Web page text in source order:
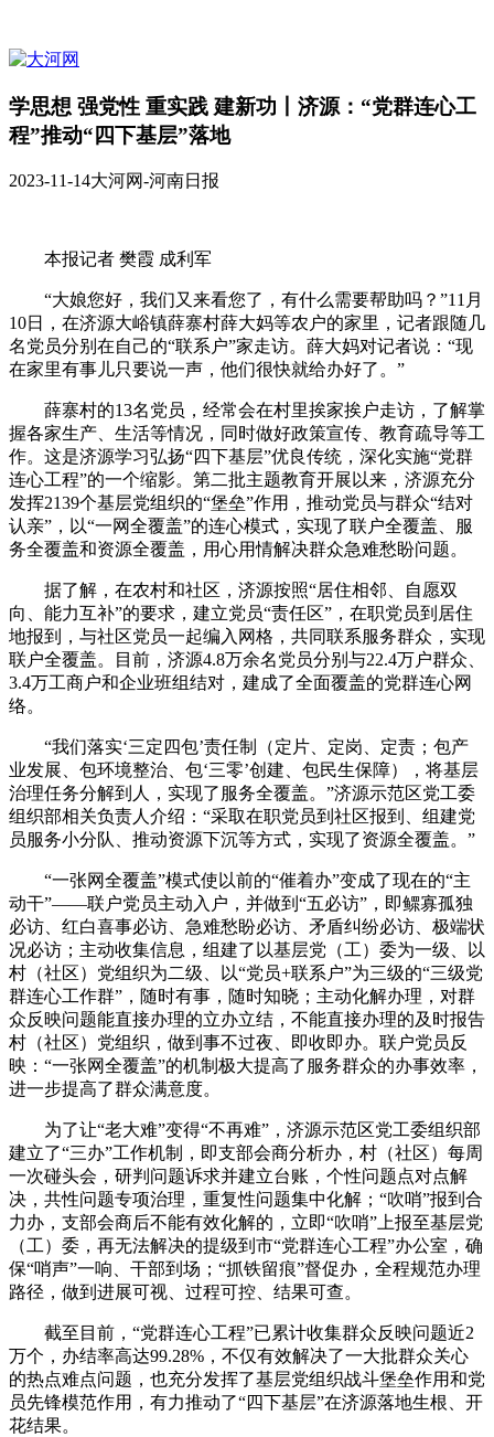
学思想 强党性 重实践 建新功丨济源：“党群连心工
程”推动“四下基层”落地
2023-11-14大河网-河南日报
本报记者 樊霞 成利军
“大娘您好，我们又来看您了，有什么需要帮助吗？”11月
10日，在济源大峪镇薛寨村薛大妈等农户的家里，记者跟随几
名党员分别在自己的“联系户”家走访。薛大妈对记者说：“现
在家里有事儿只要说一声，他们很快就给办好了。”
薛寨村的13名党员，经常会在村里挨家挨户走访，了解掌
握各家生产、生活等情况，同时做好政策宣传、教育疏导等工
作。这是济源学习弘扬“四下基层”优良传统，深化实施“党群
连心工程”的一个缩影。第二批主题教育开展以来，济源充分
发挥2139个基层党组织的“堡垒”作用，推动党员与群众“结对
认亲”，以“一网全覆盖”的连心模式，实现了联户全覆盖、服
务全覆盖和资源全覆盖，用心用情解决群众急难愁盼问题。
据了解，在农村和社区，济源按照“居住相邻、自愿双
向、能力互补”的要求，建立党员“责任区”，在职党员到居住
地报到，与社区党员一起编入网格，共同联系服务群众，实现
联户全覆盖。目前，济源4.8万余名党员分别与22.4万户群众、
3.4万工商户和企业班组结对，建成了全面覆盖的党群连心网
络。
“我们落实‘三定四包’责任制（定片、定岗、定责；包产
业发展、包环境整治、包‘三零’创建、包民生保障），将基层
治理任务分解到人，实现了服务全覆盖。”济源示范区党工委
组织部相关负责人介绍：“采取在职党员到社区报到、组建党
员服务小分队、推动资源下沉等方式，实现了资源全覆盖。”
“一张网全覆盖”模式使以前的“催着办”变成了现在的“主
动干”——联户党员主动入户，并做到“五必访”，即鳏寡孤独
必访、红白喜事必访、急难愁盼必访、矛盾纠纷必访、极端状
况必访；主动收集信息，组建了以基层党（工）委为一级、以
村（社区）党组织为二级、以“党员+联系户”为三级的“三级党
群连心工作群”，随时有事，随时知晓；主动化解办理，对群
众反映问题能直接办理的立办立结，不能直接办理的及时报告
村（社区）党组织，做到事不过夜、即收即办。联户党员反
映：“一张网全覆盖”的机制极大提高了服务群众的办事效率，
进一步提高了群众满意度。
为了让“老大难”变得“不再难”，济源示范区党工委组织部
建立了“三办”工作机制，即支部会商分析办，村（社区）每周
一次碰头会，研判问题诉求并建立台账，个性问题点对点解
决，共性问题专项治理，重复性问题集中化解；“吹哨”报到合
力办，支部会商后不能有效化解的，立即“吹哨”上报至基层党
（工）委，再无法解决的提级到市“党群连心工程”办公室，确
保“哨声”一响、干部到场；“抓铁留痕”督促办，全程规范办理
路径，做到进展可视、过程可控、结果可查。
截至目前，“党群连心工程”已累计收集群众反映问题近2
万个，办结率高达99.28%，不仅有效解决了一大批群众关心
的热点难点问题，也充分发挥了基层党组织战斗堡垒作用和党
员先锋模范作用，有力推动了“四下基层”在济源落地生根、开
花结果。